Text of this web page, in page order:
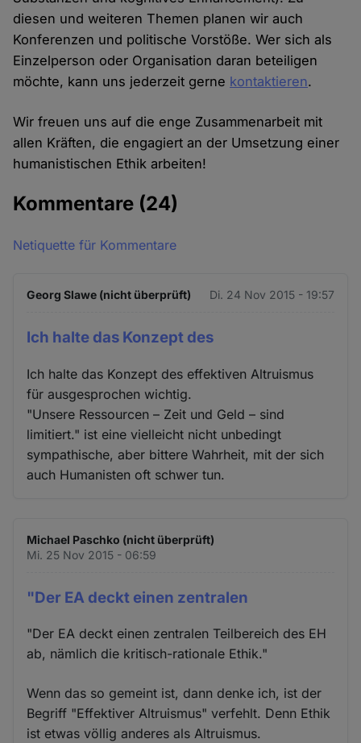
diesen und weiteren Themen planen wir auch
Konferenzen und politische Vorstöße. Wer sich als
Einzelperson oder Organisation daran beteiligen
möchte, kann uns jederzeit gerne kontaktieren.
Wir freuen uns auf die enge Zusammenarbeit mit
allen Kräften, die engagiert an der Umsetzung einer
humanistischen Ethik arbeiten!
Kommentare (24)
Netiquette für Kommentare
Georg Slawe (nicht überprüft) Di. 24 Nov 2015 - 19:57
Ich halte das Konzept des
Ich halte das Konzept des effektiven Altruismus
für ausgesprochen wichtig.
"Unsere Ressourcen – Zeit und Geld – sind
limitiert." ist eine vielleicht nicht unbedingt
sympathische, aber bittere Wahrheit, mit der sich
auch Humanisten oft schwer tun.
Michael Paschko (nicht überprüft)
Mi. 25 Nov 2015 - 06:59
"Der EA deckt einen zentralen
"Der EA deckt einen zentralen Teilbereich des EH
ab, nämlich die kritisch-rationale Ethik."
Wenn das so gemeint ist, dann denke ich, ist der
Begriff "Effektiver Altruismus" verfehlt. Denn Ethik
ist etwas völlig anderes als Altruismus.